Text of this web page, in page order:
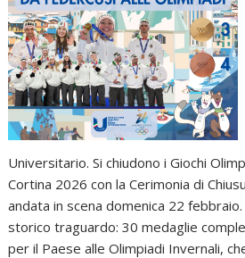
Universitario. Si chiudono i Giochi
Cortina 2026 con la Cerimonia di
andata in scena domenica 22
storico traguardo: 30 medaglie
per il Paese alle Olimpiadi Invernali,